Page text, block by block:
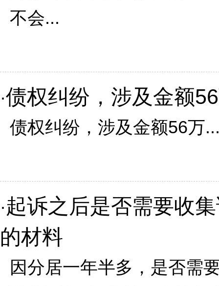
不会...
·债权纠纷，涉及金额
债权纠纷，涉及金额56万
·起诉之后是否需要收
的材料
因分居一年半多，是否需